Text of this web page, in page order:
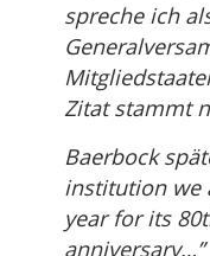
spreche ich
Zitat stammt
Baerbock
institution we
year for its
anniversary…”